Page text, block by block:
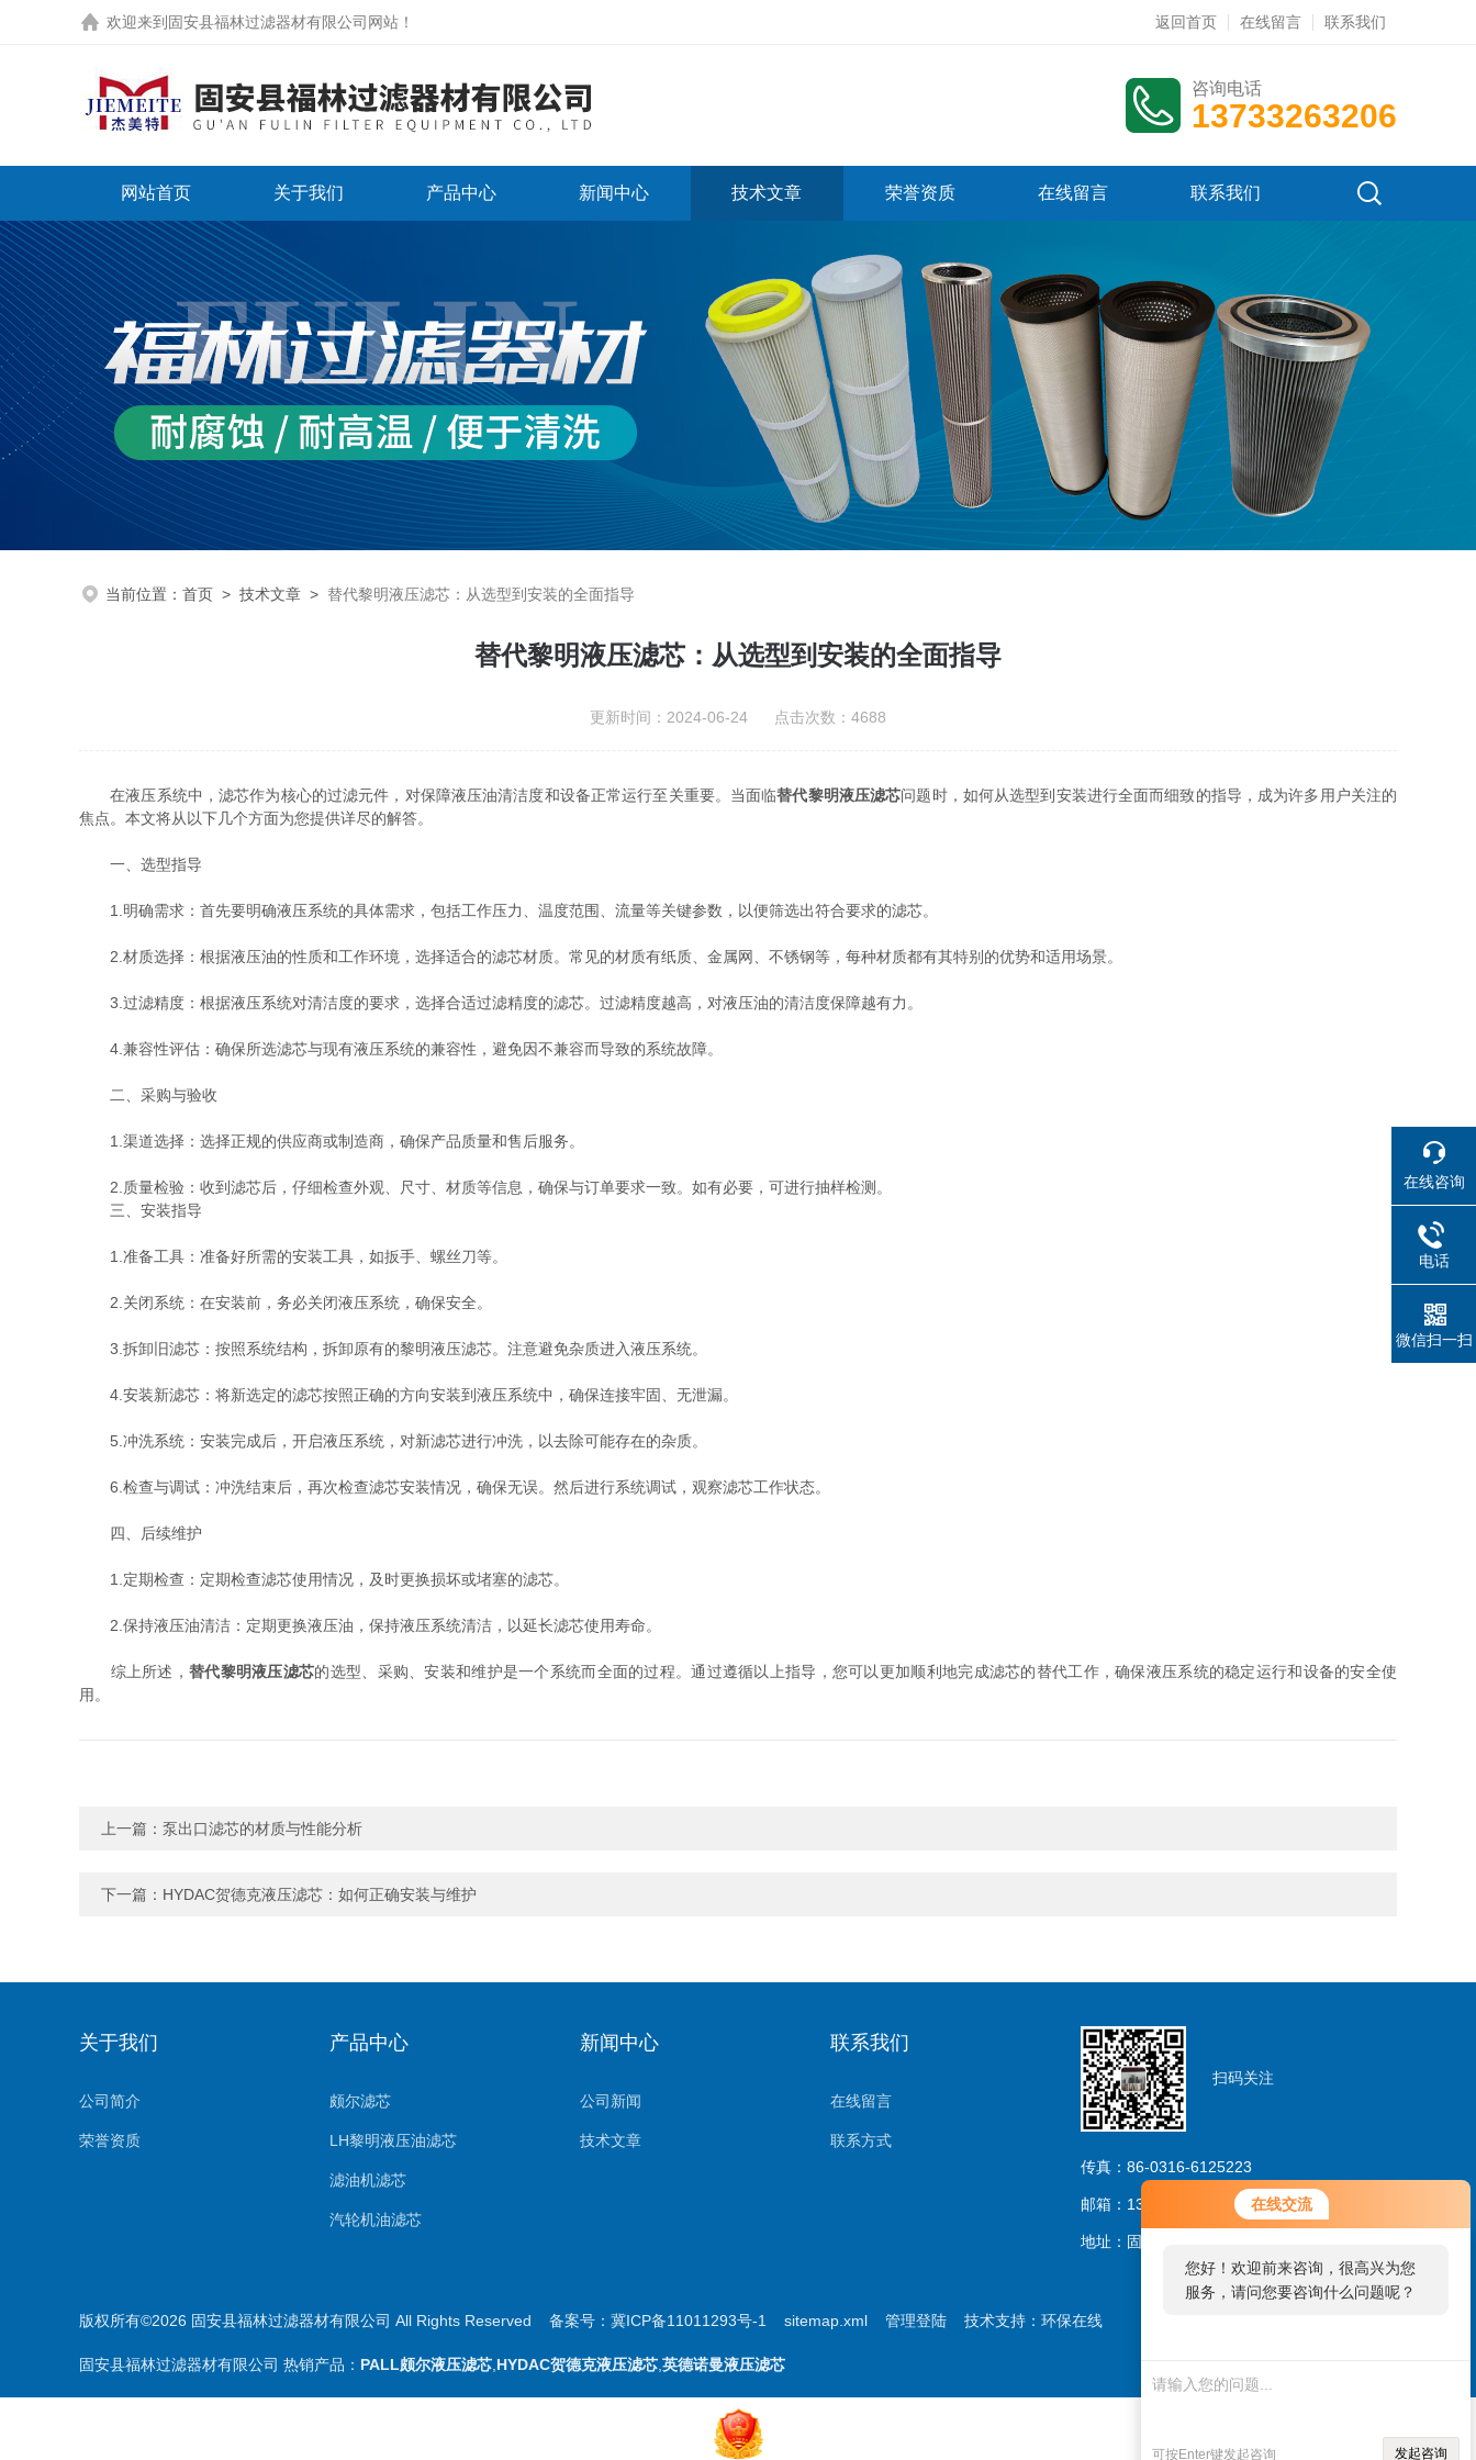
在线交流
您好！欢迎前来咨询，很高兴为您
服务，请问您要咨询什么问题呢？
可按Enter键发起咨询 发起咨询
欢迎来到 固安县福林过滤器材有限公司网站 ！ 返回首页 在线留言 联系我们
咨询电话
13733263206
网站首页 关于我们 产品中心 新闻中心 技术文章 荣誉资质 在线留言 联系我们
当前位置： 首页 > 技术文章 > 替代黎明液压滤芯：从选型到安装的全面指导
替代黎明液压滤芯：从选型到安装的全面指导
更新时间：2024-06-24 点击次数：4688
在液压系统中，滤芯作为核心的过滤元件，对保障液压油清洁度和设备正常运行至关重要。当面临替代黎明液压滤芯问题时，如何从选型到安装进行全面而细致的指导，成为许多用户关注的
焦点。本文将从以下几个方面为您提供详尽的解答。
一、选型指导
1.明确需求：首先要明确液压系统的具体需求，包括工作压力、温度范围、流量等关键参数，以便筛选出符合要求的滤芯。
2.材质选择：根据液压油的性质和工作环境，选择适合的滤芯材质。常见的材质有纸质、金属网、不锈钢等，每种材质都有其特别的优势和适用场景。
3.过滤精度：根据液压系统对清洁度的要求，选择合适过滤精度的滤芯。过滤精度越高，对液压油的清洁度保障越有力。
4.兼容性评估：确保所选滤芯与现有液压系统的兼容性，避免因不兼容而导致的系统故障。
二、采购与验收
1.渠道选择：选择正规的供应商或制造商，确保产品质量和售后服务。
2.质量检验：收到滤芯后，仔细检查外观、尺寸、材质等信息，确保与订单要求一致。如有必要，可进行抽样检测。
三、安装指导
1.准备工具：准备好所需的安装工具，如扳手、螺丝刀等。
2.关闭系统：在安装前，务必关闭液压系统，确保安全。
3.拆卸旧滤芯：按照系统结构，拆卸原有的黎明液压滤芯。注意避免杂质进入液压系统。
4.安装新滤芯：将新选定的滤芯按照正确的方向安装到液压系统中，确保连接牢固、无泄漏。
5.冲洗系统：安装完成后，开启液压系统，对新滤芯进行冲洗，以去除可能存在的杂质。
6.检查与调试：冲洗结束后，再次检查滤芯安装情况，确保无误。然后进行系统调试，观察滤芯工作状态。
四、后续维护
1.定期检查：定期检查滤芯使用情况，及时更换损坏或堵塞的滤芯。
2.保持液压油清洁：定期更换液压油，保持液压系统清洁，以延长滤芯使用寿命。
综上所述，替代黎明液压滤芯的选型、采购、安装和维护是一个系统而全面的过程。通过遵循以上指导，您可以更加顺利地完成滤芯的替代工作，确保液压系统的稳定运行和设备的安全使
用。
上一篇： 泵出口滤芯的材质与性能分析
下一篇： HYDAC贺德克液压滤芯：如何正确安装与维护
关于我们
公司简介
荣誉资质
产品中心
颇尔滤芯
LH黎明液压油滤芯
滤油机滤芯
汽轮机油滤芯
空气净化设备滤芯，滤袋
新闻中心
公司新闻
技术文章
联系我们
在线留言
联系方式
扫码关注
传真：86-0316-6125223
邮箱：13733263206@163.com
地址：固安林城温泉产业园区
版权所有©2026 固安县福林过滤器材有限公司 All Rights Reserved 备案号：冀ICP备11011293号-1 sitemap.xml 管理登陆 技术支持： 环保在线
固安县福林过滤器材有限公司 热销产品： PALL颇尔液压滤芯 HYDAC贺德克液压滤芯 英德诺曼液压滤芯
在线咨询
电话
微信扫一扫